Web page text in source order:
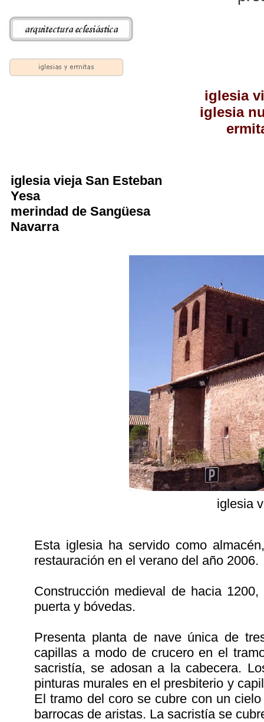
iglesia
iglesia
iglesia vieja San Esteban
Yesa
merindad de Sangüesa
Navarra
iglesia
Esta iglesia ha servido como
restauración en el verano del año 2006.
Construcción medieval de hacia
puerta y bóvedas.
Presenta planta de nave única de
capillas a modo de crucero en el
sacristía, se adosan a la cabecera.
pinturas murales en el presbiterio y
El tramo del coro se cubre con un
barrocas de aristas. La sacristía se